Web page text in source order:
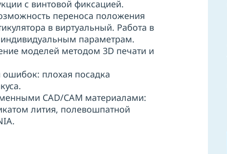
с винтовой фиксацией.
переноса положения
в виртуальный. Работа в
параметрам.
моделей методом 3D печати и
ошибок: плохая посадка
CAD/CAM материалами:
лития, полевошпатной